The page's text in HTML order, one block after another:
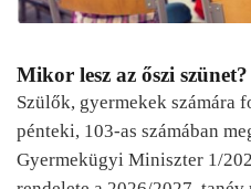
Mikor lesz az őszi szünet?
Szülők, gyermekek számára
pénteki, 103-as számában
Gyermekügyi Miniszter 1/